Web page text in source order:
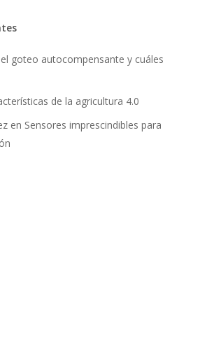
goteo autocompensante y cuáles
de la agricultura 4.0
en Sensores imprescindibles para